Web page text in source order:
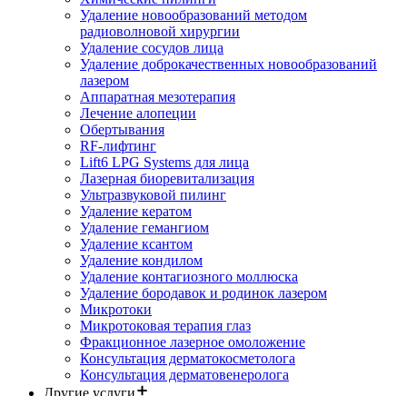
Удаление новообразований методом
радиоволновой хирургии
Удаление сосудов лица
Удаление доброкачественных новообразований
лазером
Аппаратная мезотерапия
Лечение алопеции
Обертывания
RF-лифтинг
Lift6 LPG Systems для лица
Лазерная биоревитализация
Ультразвуковой пилинг
Удаление кератом
Удаление гемангиом
Удаление ксантом
Удаление кондилом
Удаление контагиозного моллюска
Удаление бородавок и родинок лазером
Микротоки
Микротоковая терапия глаз
Фракционное лазерное омоложение
Консультация дерматокосметолога
Консультация дерматовенеролога